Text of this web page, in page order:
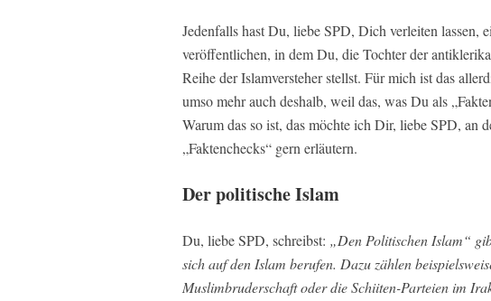
Jedenfalls hast Du, liebe SPD, Dich verleiten lassen,
veröffentlichen, in dem Du, die Tochter der
Reihe der Islamversteher stellst. Für mich ist das
umso mehr auch deshalb, weil das, was Du als
Warum das so ist, das möchte ich Dir, liebe SPD, an
„Faktenchecks“ gern erläutern.
Der politische Islam
Du, liebe SPD, schreibst: „Den Politischen Islam“
sich auf den Islam berufen. Dazu zählen
Muslimbruderschaft oder die Schiiten-Parteien im